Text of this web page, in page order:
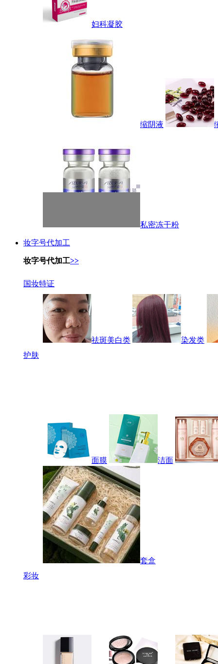
妇科凝胶
缩阴液
私密冻干粉
妆字号代加工
妆字号代加工>>
国妆特证
祛斑美白类
染发类
护肤
面膜 洁面
套盒
彩妆